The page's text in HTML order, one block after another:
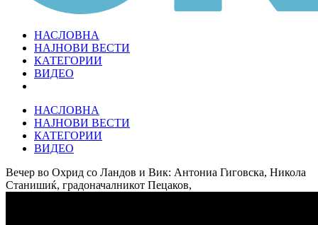
НАСЛОВНА
НАЈНОВИ ВЕСТИ
КАТЕГОРИИ
ВИДЕО
НАСЛОВНА
НАЈНОВИ ВЕСТИ
КАТЕГОРИИ
ВИДЕО
Вечер во Охрид со Ландов и Вик: Антониа Гиговска, Никола
Станишиќ, градоначалникот Пецаков,